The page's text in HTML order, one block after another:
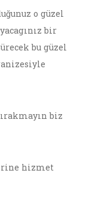
o güzel
bir
bu güzel
biz
hizmet